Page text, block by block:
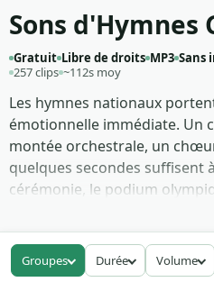
Sons d'Hymnes
Gratuit Libre de droits MP3 Sans
257 clips ~112s moy
Les hymnes nationaux
émotionnelle immédiate. Un
montée orchestrale, un
quelques secondes suffisent
cérémonie, le podium
C'est l'outil narratif des
des films de sport, et des
géopolitiques sur YouTube.
Groupes Durée Volume